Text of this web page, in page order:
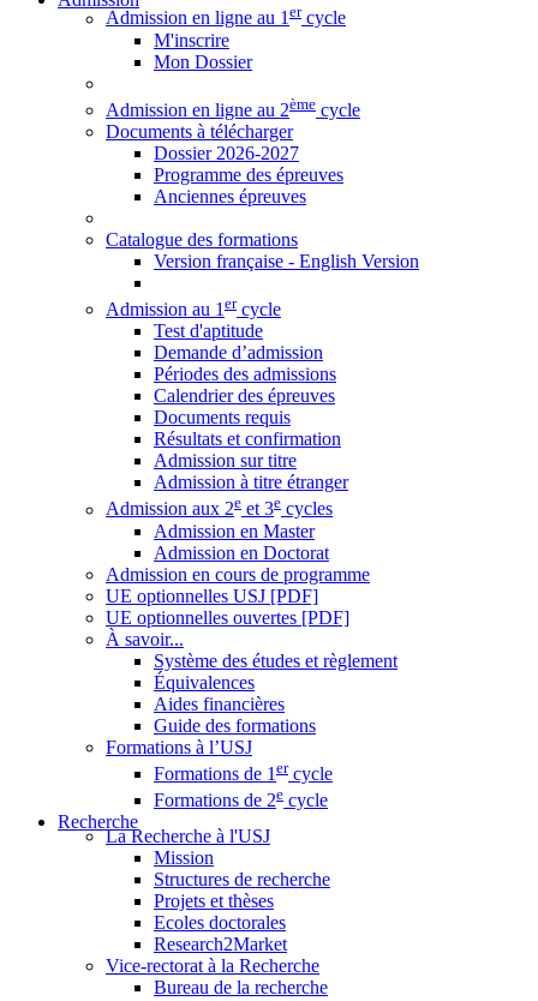
Admission en ligne au 1ercycle
M'inscrire
Mon Dossier
Admission en ligne au 2ème cycle
Documents à télécharger
Dossier 2026-2027
Programme des épreuves
Anciennes épreuves
Catalogue des formations
Version française - English Version
Admission au 1 ercycle
Test d'aptitude
Demande d’admission
Périodes des admissions
Calendrier des épreuves
Documents requis
Résultats et confirmation
Admission sur titre
Admission à titre étranger
Admission aux 2e et 3e cycles
Admission en Master
Admission en Doctorat
Admission en cours de programme
UE optionnelles USJ [PDF]
UE optionnelles ouvertes [PDF]
À savoir...
Système des études et règlement
Équivalences
Aides financières
Guide des formations
Formations à l’USJ
Formations de 1 ercycle
Formations de 2e cycle
Recherche
La Recherche à l'USJ
Mission
Structures de recherche
Projets et thèses
Ecoles doctorales
Research2Market
Vice-rectorat à la Recherche
Bureau de la recherche